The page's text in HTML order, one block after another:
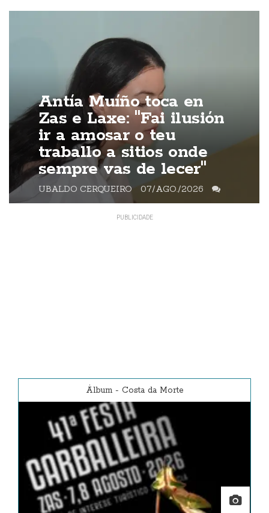
Antía Muíño toca en
Zas e Laxe: "Fai ilusión
ir a amosar o teu
traballo a sitios onde
sempre vas de lecer"
UBALDO CERQUEIRO 07/AGO./2026
Álbum - Costa da Morte